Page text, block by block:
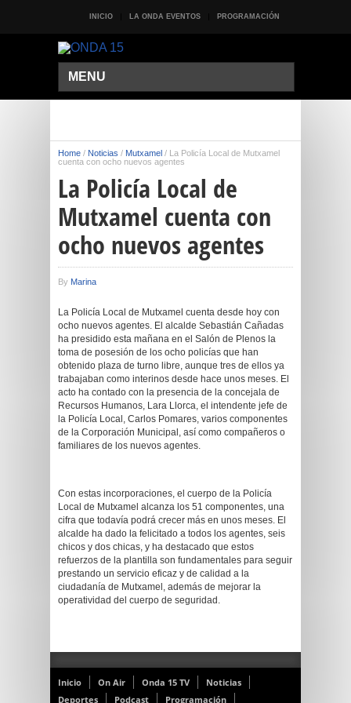
INICIO LA ONDA EVENTOS PROGRAMACIÓN
MENU
Home / Noticias / Mutxamel / La Policía Local de Mutxamel
cuenta con ocho nuevos agentes
La Policía Local de
Mutxamel cuenta con
ocho nuevos agentes
By Marina
La Policía Local de Mutxamel cuenta desde hoy con
ocho nuevos agentes. El alcalde Sebastián Cañadas
ha presidido esta mañana en el Salón de Plenos la
toma de posesión de los ocho policías que han
obtenido plaza de turno libre, aunque tres de ellos ya
trabajaban como interinos desde hace unos meses. El
acto ha contado con la presencia de la concejala de
Recursos Humanos, Lara Llorca, el intendente jefe de
la Policía Local, Carlos Pomares, varios componentes
de la Corporación Municipal, así como compañeros o
familiares de los nuevos agentes.
Con estas incorporaciones, el cuerpo de la Policía
Local de Mutxamel alcanza los 51 componentes, una
cifra que todavía podrá crecer más en unos meses. El
alcalde ha dado la felicitado a todos los agentes, seis
chicos y dos chicas, y ha destacado que estos
refuerzos de la plantilla son fundamentales para seguir
prestando un servicio eficaz y de calidad a la
ciudadanía de Mutxamel, además de mejorar la
operatividad del cuerpo de seguridad.
Inicio On Air Onda 15 TV
Noticias
Deportes
Podcast Programación